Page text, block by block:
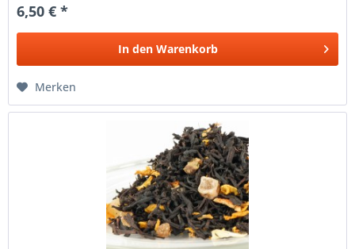
6,50 € *
In den Warenkorb
Merken